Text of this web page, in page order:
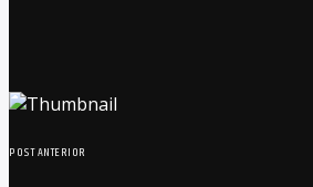
POST ANTERIOR